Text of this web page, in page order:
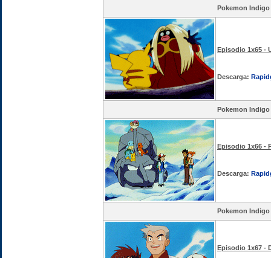
Pokemon Indigo
Episodio 1x65 -
Descarga:
Pokemon Indigo
Episodio 1x66 -
Descarga:
Pokemon Indigo
Episodio 1x67 -